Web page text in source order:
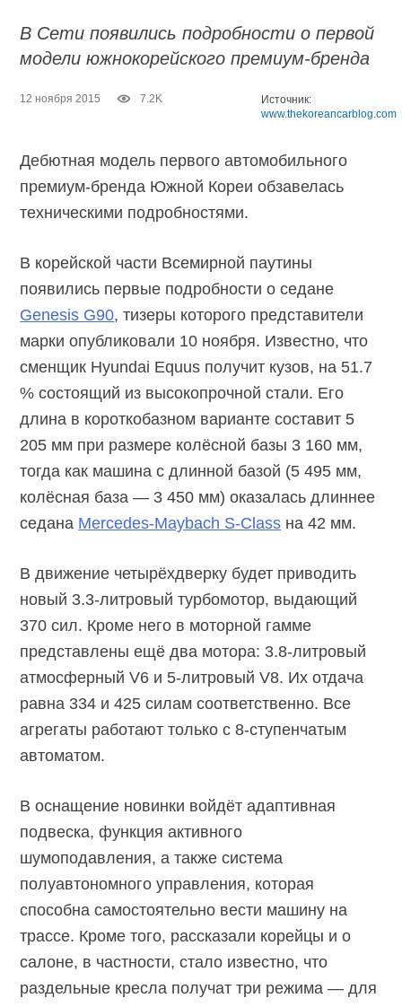
В Сети появились подробности о первой
модели южнокорейского премиум-бренда
12 ноября 2015 7.2K
Источник:
www.thekoreancarblog.com
Дебютная модель первого автомобильного
премиум-бренда Южной Кореи обзавелась
техническими подробностями.
В корейской части Всемирной паутины
появились первые подробности о седане
Genesis G90, тизеры которого представители
марки опубликовали 10 ноября. Известно, что
сменщик Hyundai Equus получит кузов, на 51.7
% состоящий из высокопрочной стали. Его
длина в короткобазном варианте составит 5
205 мм при размере колёсной базы 3 160 мм,
тогда как машина с длинной базой (5 495 мм,
колёсная база — 3 450 мм) оказалась длиннее
седана Mercedes-Maybach S-Class на 42 мм.
В движение четырёхдверку будет приводить
новый 3.3-литровый турбомотор, выдающий
370 сил. Кроме него в моторной гамме
представлены ещё два мотора: 3.8-литровый
атмосферный V6 и 5-литровый V8. Их отдача
равна 334 и 425 силам соответственно. Все
агрегаты работают только с 8-ступенчатым
автоматом.
В оснащение новинки войдёт адаптивная
подвеска, функция активного
шумоподавления, а также система
полуавтономного управления, которая
способна самостоятельно вести машину на
трассе. Кроме того, рассказали корейцы и о
салоне, в частности, стало известно, что
раздельные кресла получат три режима — для